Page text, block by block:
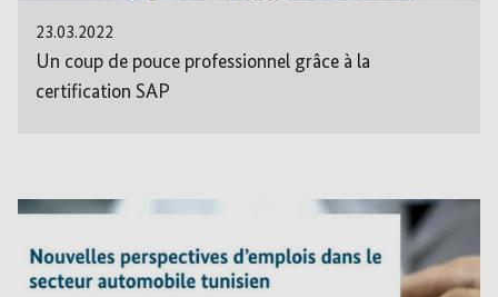
23.03.2022
Un coup de pouce professionnel grâce à la
certification SAP